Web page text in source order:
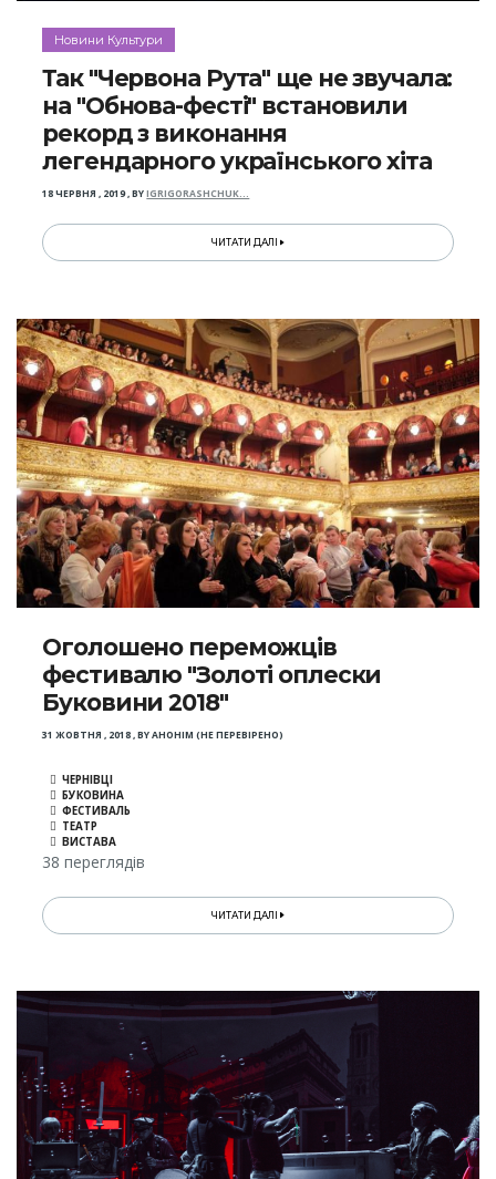
Новини Культури
Так "Червона Рута" ще не звучала:
на "Обнова-фесті" встановили
рекорд з виконання
легендарного українського хіта
18 ЧЕРВНЯ , 2019,BYIGRIGORASHCHUK…
ЧИТАТИ ДАЛІ
Оголошено переможців
фестивалю "Золоті оплески
Буковини 2018"
31 ЖОВТНЯ , 2018,BYАНОНІМ (НЕ ПЕРЕВІРЕНО)
ЧЕРНІВЦІ
БУКОВИНА
ФЕСТИВАЛЬ
ТЕАТР
ВИСТАВА
38 переглядів
ЧИТАТИ ДАЛІ